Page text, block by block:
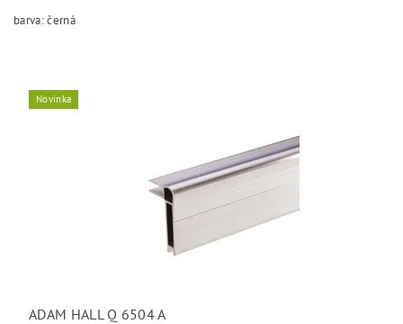
barva: černá
Novinka
ADAM HALL Q 6504 A